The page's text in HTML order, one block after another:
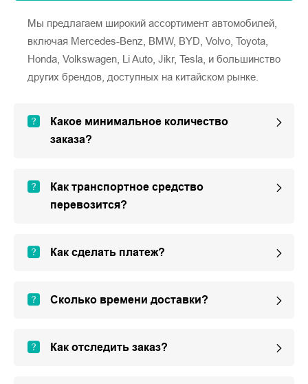
Мы предлагаем широкий ассортимент автомобилей,
включая Mercedes-Benz, BMW, BYD, Volvo, Toyota,
Honda, Volkswagen, Li Auto, Jikr, Tesla, и большинство
других брендов, доступных на китайском рынке.
Какое минимальное количество
заказа?
Как транспортное средство
перевозится?
Как сделать платеж?
Сколько времени доставки?
Как отследить заказ?